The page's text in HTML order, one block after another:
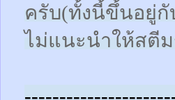
ครับ(ทั้งนี้ขึ้นอยู่กั
ไม่แนะนำให้สตี